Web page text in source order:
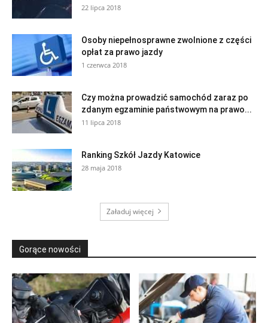
22 lipca 2018
Osoby niepełnosprawne zwolnione z części
opłat za prawo jazdy
1 czerwca 2018
Czy można prowadzić samochód zaraz po
zdanym egzaminie państwowym na prawo...
11 lipca 2018
Ranking Szkół Jazdy Katowice
28 maja 2018
Załaduj więcej
Gorące nowości